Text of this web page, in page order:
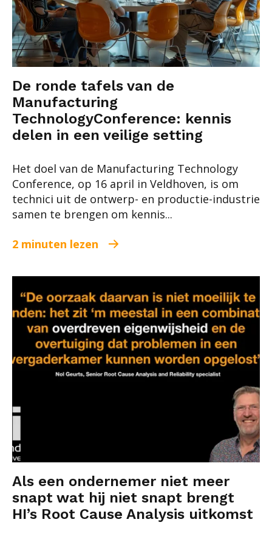
De ronde tafels van de
Manufacturing
TechnologyConference: kennis
delen in een veilige setting
Het doel van de Manufacturing Technology
Conference, op 16 april in Veldhoven, is om
technici uit de ontwerp- en productie-industrie
samen te brengen om kennis...
2 minuten lezen
Als een ondernemer niet meer
snapt wat hij niet snapt brengt
HI’s Root Cause Analysis uitkomst